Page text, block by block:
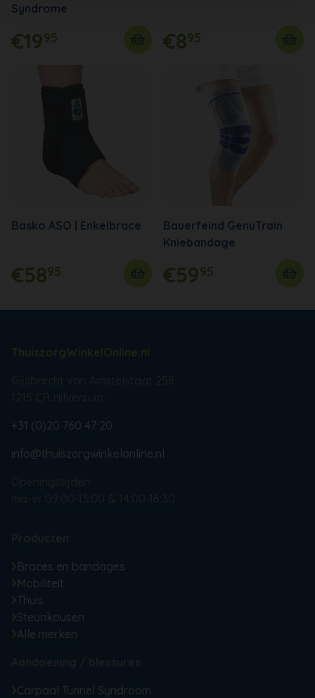
Syndrome
€1995 €895
Basko ASO | Enkelbrace
€5895
Bauerfeind GenuTrain
Kniebandage
€5995
+31 (0)20 760 47 20
info@thuiszorgwinkelonline.nl
Braces en bandages
Mobiliteit
Thuis
Steunkousen
Alle merken
Carpaal Tunnel Syndroom